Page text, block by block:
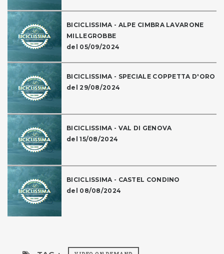
BICICLISSIMA - ALPE CIMBRA LAVARONE
MILLEGROBBE
del 05/09/2024
BICICLISSIMA - SPECIALE COPPETTA D'ORO
del 29/08/2024
BICICLISSIMA - VAL DI GENOVA
del 15/08/2024
BICICLISSIMA - CASTEL CONDINO
del 08/08/2024